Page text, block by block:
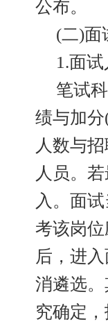
公布。
(二)面
1.面
笔试
绩与加
人数与
人员。
入。面
考该岗
后，进
消遴选
究确定